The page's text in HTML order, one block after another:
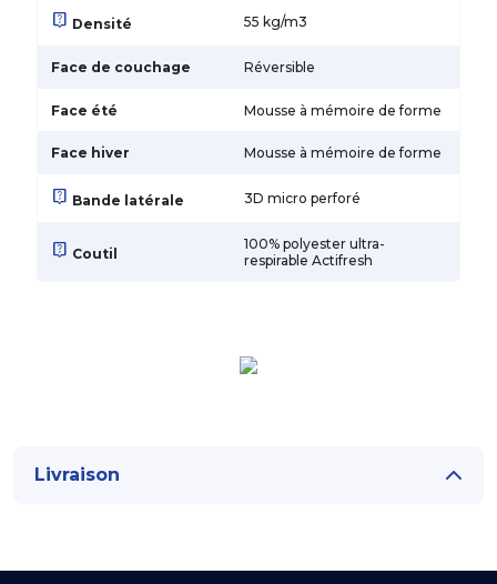
live_help Densité 55 kg/m3
Face de couchage Réversible
Face été Mousse à mémoire de forme
Face hiver Mousse à mémoire de forme
live_help Bande latérale 3D micro perforé
live_help Coutil
100% polyester ultra-
respirable Actifresh
Livraison